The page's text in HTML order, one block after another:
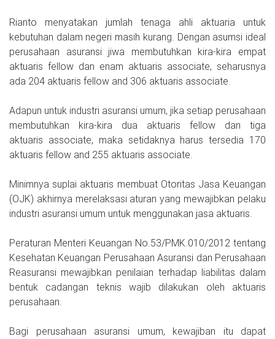
Rianto menyatakan jumlah tenaga ahli aktuaria untuk
kebutuhan dalam negeri masih kurang. Dengan asumsi ideal
perusahaan asuransi jiwa membutuhkan kira-kira empat
aktuaris fellow dan enam aktuaris associate, seharusnya
ada 204 aktuaris fellow and 306 aktuaris associate.
Adapun untuk industri asuransi umum, jika setiap perusahaan
membutuhkan kira-kira dua aktuaris fellow dan tiga
aktuaris associate, maka setidaknya harus tersedia 170
aktuaris fellow and 255 aktuaris associate.
Minimnya suplai aktuaris membuat Otoritas Jasa Keuangan
(OJK) akhirnya merelaksasi aturan yang mewajibkan pelaku
industri asuransi umum untuk menggunakan jasa aktuaris.
Peraturan Menteri Keuangan No.53/PMK.010/2012 tentang
Kesehatan Keuangan Perusahaan Asuransi dan Perusahaan
Reasuransi mewajibkan penilaian terhadap liabilitas dalam
bentuk cadangan teknis wajib dilakukan oleh aktuaris
perusahaan.
Bagi perusahaan asuransi umum, kewajiban itu dapat